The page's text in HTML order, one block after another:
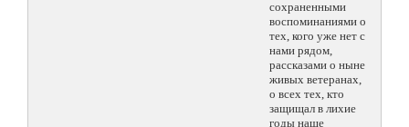
сохраненными
воспоминаниями о
тех, кого уже нет с
нами рядом,
рассказами о ныне
живых ветеранах,
о всех тех, кто
защищал в лихие
годы наше